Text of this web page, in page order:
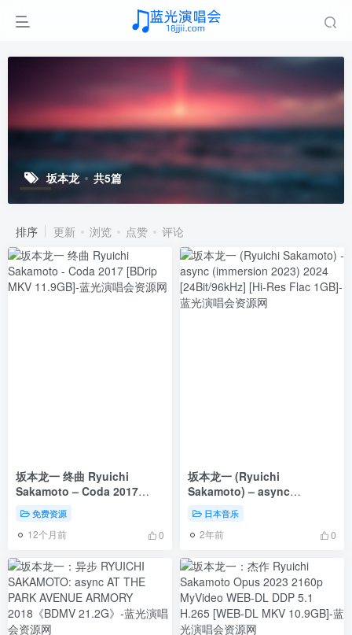
坂本龙 共5篇
排序 更新 浏览 点赞 评论
坂本龙一 终曲 Ryuichi
Sakamoto – Coda 2017
[BDrip MKV 11.9GB]
免费资源
12个月前 0
坂本龙一 (Ryuichi
Sakamoto) – async
(immersion 2023) 2024
[24Bit/96kHz] [Hi-Res Flac
1GB]
日本音乐
2年前 0